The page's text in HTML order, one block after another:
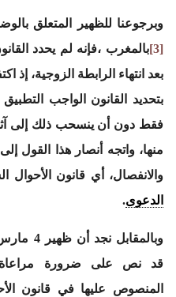
وبرجوعنا للظهير المتعلق
[3]
بالمغرب ،فإنه لم يحدد
بعد انتهاء الرابطة الزوجية، إذ
بتحديد القانون الواجب
فقط دون أن ينسحب ذلك إلى
منها، واتجه أنصار هذا القول
والانفصال، أي قانون
الدعوى.
قد نص على ضرورة مراعاة
المنصوص عليها في قانون